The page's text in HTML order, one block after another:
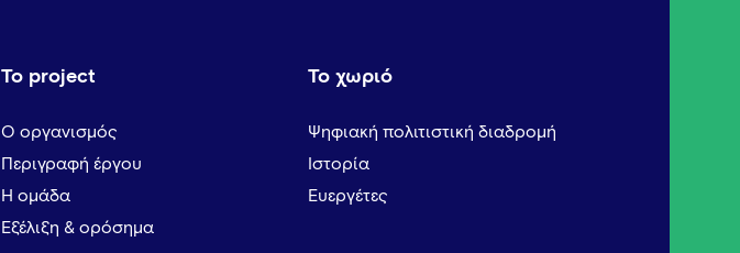
Το project
Ο οργανισμός
Περιγραφή έργου
Η ομάδα
Εξέλιξη & ορόσημα
Το χωριό
Ψηφιακή πολιτιστική διαδρομή
Ιστορία
Ευεργέτες